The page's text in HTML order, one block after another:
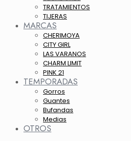
TRATAMIENTOS
TIJERAS
MARCAS
CHERIMOYA
CITY GIRL
LAS VARANOS
CHARM LIMIT
PINK 21
TEMPORADAS
Gorros
Guantes
Bufandas
Medias
OTROS